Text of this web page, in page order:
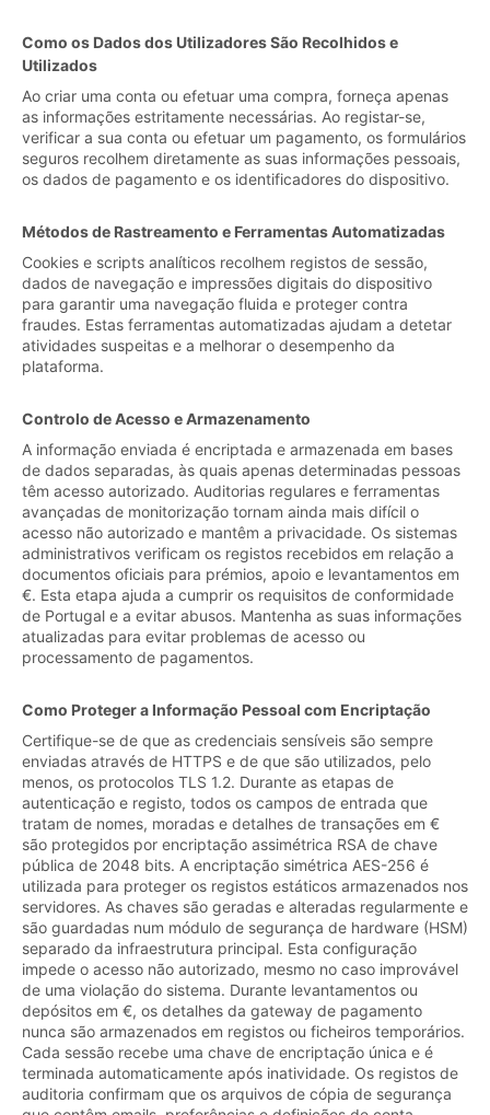
Como os Dados dos Utilizadores São Recolhidos e
Utilizados
Ao criar uma conta ou efetuar uma compra, forneça apenas
as informações estritamente necessárias. Ao registar-se,
verificar a sua conta ou efetuar um pagamento, os formulários
seguros recolhem diretamente as suas informações pessoais,
os dados de pagamento e os identificadores do dispositivo.
Métodos de Rastreamento e Ferramentas Automatizadas
Cookies e scripts analíticos recolhem registos de sessão,
dados de navegação e impressões digitais do dispositivo
para garantir uma navegação fluida e proteger contra
fraudes. Estas ferramentas automatizadas ajudam a detetar
atividades suspeitas e a melhorar o desempenho da
plataforma.
Controlo de Acesso e Armazenamento
A informação enviada é encriptada e armazenada em bases
de dados separadas, às quais apenas determinadas pessoas
têm acesso autorizado. Auditorias regulares e ferramentas
avançadas de monitorização tornam ainda mais difícil o
acesso não autorizado e mantêm a privacidade. Os sistemas
administrativos verificam os registos recebidos em relação a
documentos oficiais para prémios, apoio e levantamentos em
€. Esta etapa ajuda a cumprir os requisitos de conformidade
de Portugal e a evitar abusos. Mantenha as suas informações
atualizadas para evitar problemas de acesso ou
processamento de pagamentos.
Como Proteger a Informação Pessoal com Encriptação
Certifique-se de que as credenciais sensíveis são sempre
enviadas através de HTTPS e de que são utilizados, pelo
menos, os protocolos TLS 1.2. Durante as etapas de
autenticação e registo, todos os campos de entrada que
tratam de nomes, moradas e detalhes de transações em €
são protegidos por encriptação assimétrica RSA de chave
pública de 2048 bits. A encriptação simétrica AES-256 é
utilizada para proteger os registos estáticos armazenados nos
servidores. As chaves são geradas e alteradas regularmente e
são guardadas num módulo de segurança de hardware (HSM)
separado da infraestrutura principal. Esta configuração
impede o acesso não autorizado, mesmo no caso improvável
de uma violação do sistema. Durante levantamentos ou
depósitos em €, os detalhes da gateway de pagamento
nunca são armazenados em registos ou ficheiros temporários.
Cada sessão recebe uma chave de encriptação única e é
terminada automaticamente após inatividade. Os registos de
auditoria confirmam que os arquivos de cópia de segurança